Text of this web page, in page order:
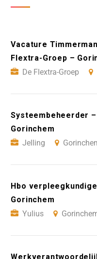
Vacature
Flextra-Groep –
De Flextra-Groep
Systeembeheerder
Gorinchem
Jelling
Hbo
Gorinchem
Yulius